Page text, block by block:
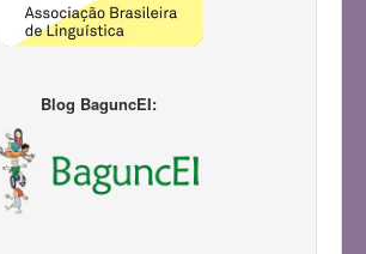
Blog BaguncEI: